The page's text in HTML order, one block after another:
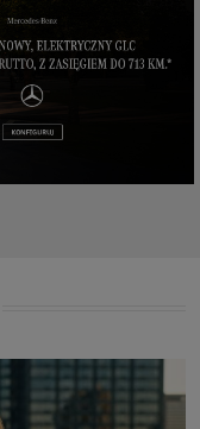
wejściu na
strony w Internecie.
i ich funkcjonowania
także informację
lub wyłączyć
takie pliki z Twojego
Twoich danych i ich
danych osobowych, ich
prawo do
którym w Polsce
Pod tym adresem
danych i